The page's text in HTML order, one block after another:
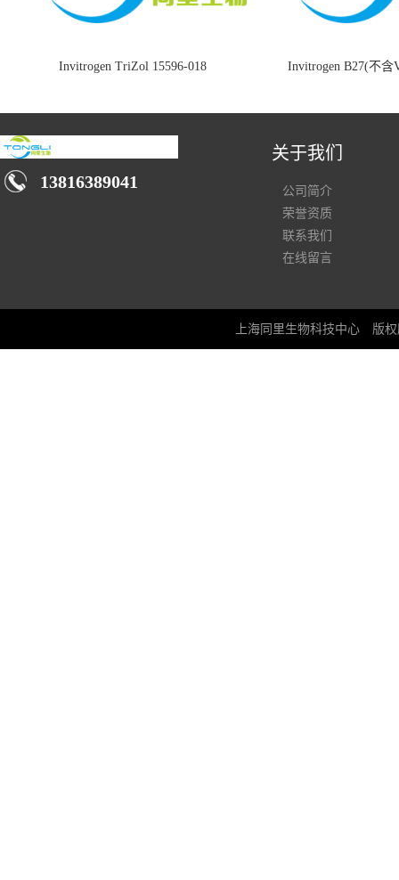
Invitrogen TriZol 15596-018 Invitrogen B27(不含
13816389041
关于我们
公司简介
荣誉资质
联系我们
在线留言
上海同里生物科技中心 版